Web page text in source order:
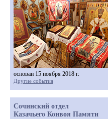
основан 15 ноября 2018 г.
Другие события
Сочинский отдел
Казачьего Конвоя Памяти